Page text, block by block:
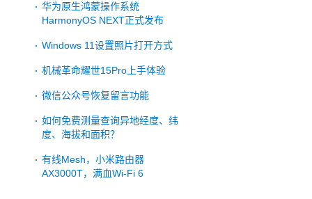
华为原生鸿蒙操作系统
HarmonyOS NEXT正式发布
Windows 11设置照片打开方式
机械革命耀世15Pro上手体验
微信公众号恢复留言功能
如何免费测量查询异地经度、纬
度、海拔和面积？
有线Mesh，小米路由器
AX3000T，满血Wi-Fi 6